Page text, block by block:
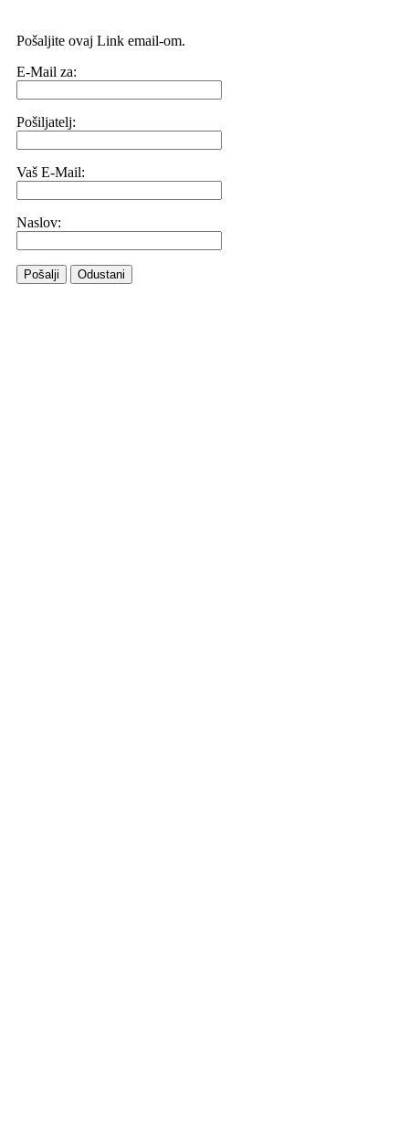
Pošaljite ovaj Link email-om.
E-Mail za:
Pošiljatelj:
Vaš E-Mail:
Naslov:
Pošalji Odustani